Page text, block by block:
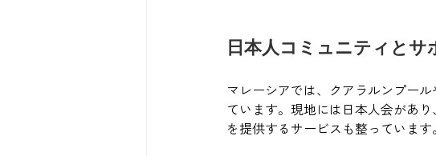
日本人コミュニティとサ
マレーシアでは、クアラルンプー
ています。現地には日本人会があ
を提供するサービスも整っています。